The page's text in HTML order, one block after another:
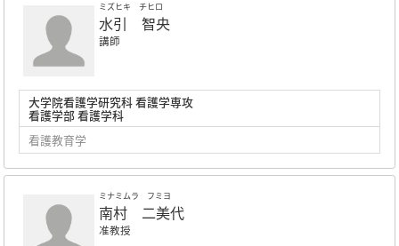
ミズヒキ チヒロ
水引 智央
講師
大学院看護学研究科 看護学専攻
看護学部 看護学科
看護教育学
ミナミムラ フミヨ
南村 二美代
准教授